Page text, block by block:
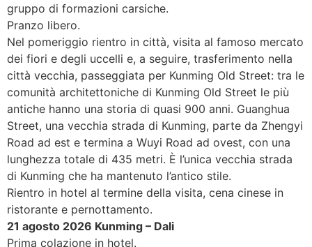
gruppo di formazioni carsiche.
Pranzo libero.
Nel pomeriggio rientro in città, visita al famoso mercato
dei fiori e degli uccelli e, a seguire, trasferimento nella
città vecchia, passeggiata per Kunming Old Street: tra le
comunità architettoniche di Kunming Old Street le più
antiche hanno una storia di quasi 900 anni. Guanghua
Street, una vecchia strada di Kunming, parte da Zhengyi
Road ad est e termina a Wuyi Road ad ovest, con una
lunghezza totale di 435 metri. È l’unica vecchia strada
di Kunming che ha mantenuto l’antico stile.
Rientro in hotel al termine della visita, cena cinese in
ristorante e pernottamento.
21 agosto 2026 Kunming – Dali
Prima colazione in hotel.